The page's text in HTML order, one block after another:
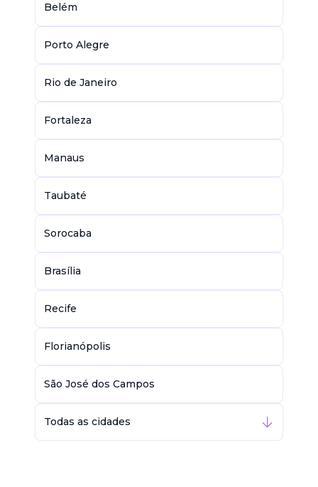
Belém
Porto Alegre
Rio de Janeiro
Fortaleza
Manaus
Taubaté
Sorocaba
Brasília
Recife
Florianópolis
São José dos Campos
Todas as cidades